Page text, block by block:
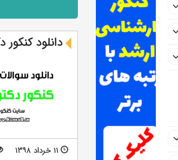
دانلود کنکور دکتری 98 شیمی -شیمی
۱۱ خرداد ۱۳۹۸